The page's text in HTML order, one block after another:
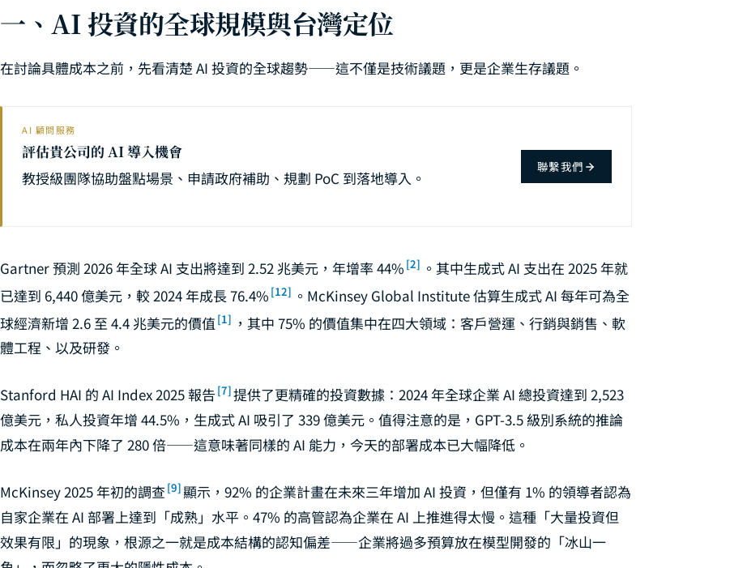
19 AI 專案成本拆解 — 從概念驗證到正式上線需要多少預算？
一、AI 投資的全球規模與台灣定位
在討論具體成本之前，先看清楚 AI 投資的全球趨勢——這不僅是技術議題，更是企業生存議題。
AI 顧問服務
評估貴公司的 AI 導入機會
教授級團隊協助盤點場景、申請政府補助、規劃 PoC 到落地導入。
聯繫我們
Gartner 預測 2026 年全球 AI 支出將達到 2.52 兆美元，年增率 44% [2] 。其中生成式 AI 支出在 2025 年就
已達到 6,440 億美元，較 2024 年成長 76.4% [12] 。McKinsey Global Institute 估算生成式 AI 每年可為全
球經濟新增 2.6 至 4.4 兆美元的價值 [1] ，其中 75% 的價值集中在四大領域：客戶營運、行銷與銷售、軟
體工程、以及研發。
Stanford HAI 的 AI Index 2025 報告 [7]提供了更精確的投資數據：2024 年全球企業 AI 總投資達到 2,523
億美元，私人投資年增 44.5%，生成式 AI 吸引了 339 億美元。值得注意的是，GPT-3.5 級別系統的推論
成本在兩年內下降了 280 倍——這意味著同樣的 AI 能力，今天的部署成本已大幅降低。
McKinsey 2025 年初的調查 [9] 顯示，92% 的企業計畫在未來三年增加 AI 投資，但僅有 1% 的領導者認為
自家企業在 AI 部署上達到「成熟」水平。47% 的高管認為企業在 AI 上推進得太慢。這種「大量投資但
效果有限」的現象，根源之一就是成本結構的認知偏差——企業將過多預算放在模型開發的「冰山一